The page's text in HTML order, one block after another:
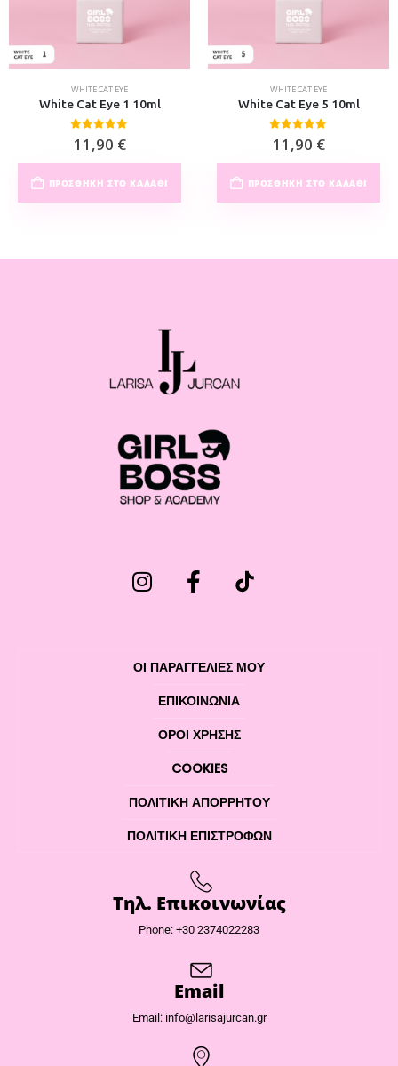
WHITE CAT EYE
White Cat Eye 1 10ml
0out of 5
11,90 €
ΠΡΟΣΘΉΚΗ ΣΤΟ ΚΑΛΆΘΙ
WHITE CAT EYE
White Cat Eye 5 10ml
0out of 5
11,90 €
ΠΡΟΣΘΉΚΗ ΣΤΟ ΚΑΛΆΘΙ
ΟΙ ΠΑΡΑΓΓΕΛΙΕΣ ΜΟΥ
ΕΠΙΚΟΙΝΩΝΊΑ
ΌΡΟΙ ΧΡΉΣΗΣ
COOKIES
ΠΟΛΙΤΙΚΉ ΑΠΟΡΡΉΤΟΥ
ΠΟΛΙΤΙΚΉ ΕΠΙΣΤΡΟΦΏΝ
Τηλ. Επικοινωνίας
Phone: +30 2374022283
Email
Email: info@larisajurcan.gr